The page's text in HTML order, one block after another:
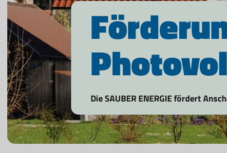
Die SAUBER ENERGIE fördert